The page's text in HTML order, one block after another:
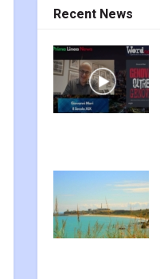
Recent News